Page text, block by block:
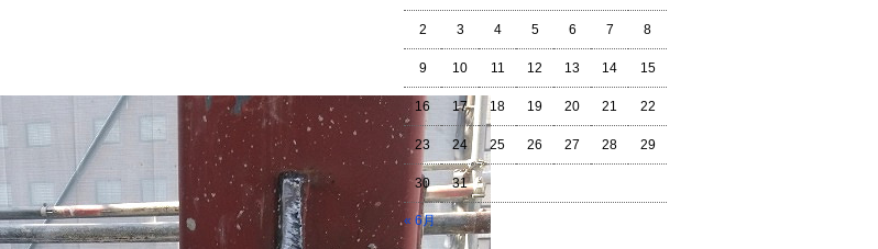
« 6月
2 3 4 5 6 7 8
9 10 11 12 13 14 15
16 17 18 19 20 21 22
23 24 25 26 27 28 29
30 31